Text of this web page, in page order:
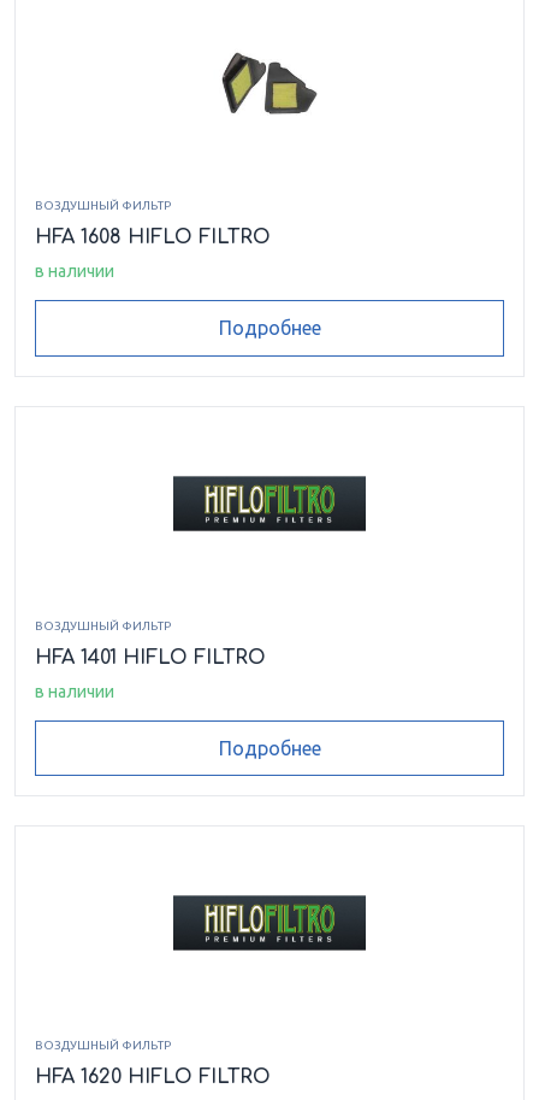
ВОЗДУШНЫЙ ФИЛЬТР
HFA 1608 HIFLO FILTRO
в наличии
Подробнее
ВОЗДУШНЫЙ ФИЛЬТР
HFA 1401 HIFLO FILTRO
в наличии
Подробнее
ВОЗДУШНЫЙ ФИЛЬТР
HFA 1620 HIFLO FILTRO